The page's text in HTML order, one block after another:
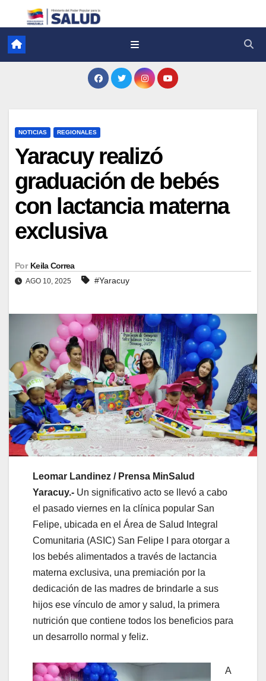
NOTICIAS REGIONALES
Yaracuy realizó
graduación de bebés
con lactancia materna
exclusiva
Por Keila Correa
AGO 10, 2025 #Yaracuy
Leomar Landinez / Prensa MinSalud
Yaracuy.- Un significativo acto se llevó a cabo
el pasado viernes en la clínica popular San
Felipe, ubicada en el Área de Salud Integral
Comunitaria (ASIC) San Felipe I para otorgar a
los bebés alimentados a través de lactancia
materna exclusiva, una premiación por la
dedicación de las madres de brindarle a sus
hijos ese vínculo de amor y salud, la primera
nutrición que contiene todos los beneficios para
un desarrollo normal y feliz.
A